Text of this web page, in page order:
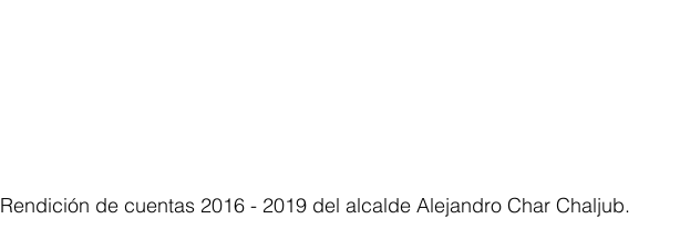
Rendición de cuentas 2016 - 2019 del alcalde Alejandro Char Chaljub.